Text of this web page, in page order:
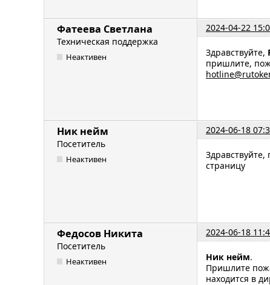
Фатеева Светлана
2024-04-22
Техническая поддержка
Неактивен Здравствуйте,
пришлите,
Ник нейм
2024-06-18
Посетитель
Неактивен
страницу
Федосов Никита
2024-06-18
Посетитель
Неактивен Ник нейм.
Пришлите
находится в